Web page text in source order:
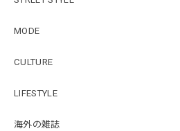
MODE
CULTURE
LIFESTYLE
海外の雑誌